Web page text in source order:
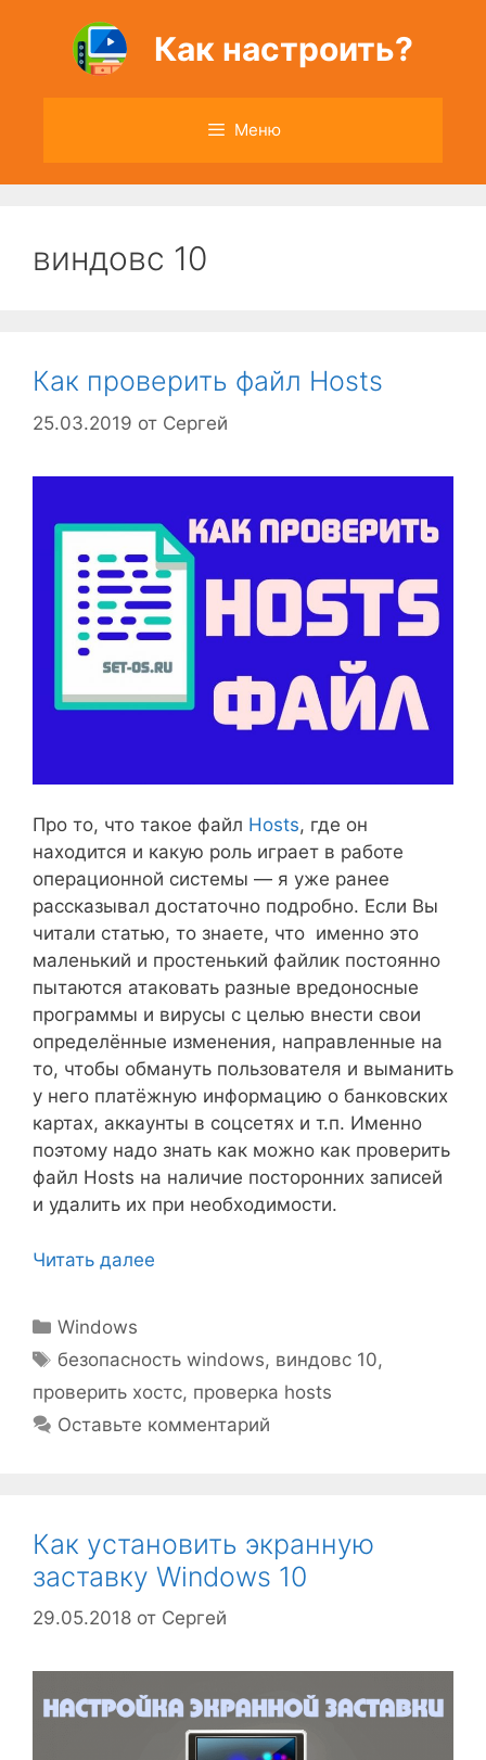
содержимому
Как настроить?
Меню
виндовс 10
Как проверить файл Hosts
25.03.2019 от Сергей
Про то, что такое файл Hosts, где он
находится и какую роль играет в работе
операционной системы — я уже ранее
рассказывал достаточно подробно. Если Вы
читали статью, то знаете, что именно это
маленький и простенький файлик постоянно
пытаются атаковать разные вредоносные
программы и вирусы с целью внести свои
определённые изменения, направленные на
то, чтобы обмануть пользователя и выманить
у него платёжную информацию о банковских
картах, аккаунты в соцсетях и т.п. Именно
поэтому надо знать как можно как проверить
файл Hosts на наличие посторонних записей
и удалить их при необходимости.
Читать далее
Рубрики
Windows
Метки
безопасность windows, виндовс 10,
проверить хостс, проверка hosts
Оставьте комментарий
Как установить экранную
заставку Windows 10
29.05.2018 от Сергей